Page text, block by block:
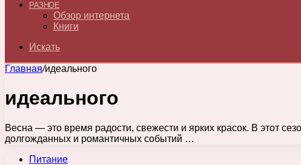
РАЗНОЕ
Обзор интернета
Книги
Искать
Главная/идеального
идеального
Весна — это время радости, свежести и ярких красок. В этот
долгожданных и романтичных событий …
Питание